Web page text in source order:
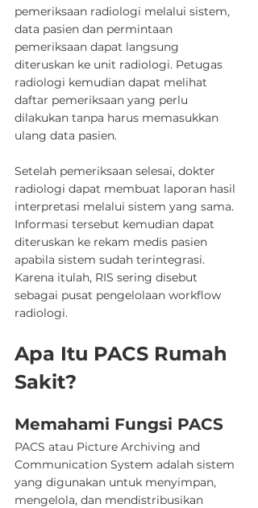
pemeriksaan radiologi melalui sistem,
data pasien dan permintaan
pemeriksaan dapat langsung
diteruskan ke unit radiologi. Petugas
radiologi kemudian dapat melihat
daftar pemeriksaan yang perlu
dilakukan tanpa harus memasukkan
ulang data pasien.
Setelah pemeriksaan selesai, dokter
radiologi dapat membuat laporan hasil
interpretasi melalui sistem yang sama.
Informasi tersebut kemudian dapat
diteruskan ke rekam medis pasien
apabila sistem sudah terintegrasi.
Karena itulah, RIS sering disebut
sebagai pusat pengelolaan workflow
radiologi.
Apa Itu PACS Rumah
Sakit?
Memahami Fungsi PACS
PACS atau Picture Archiving and
Communication System adalah sistem
yang digunakan untuk menyimpan,
mengelola, dan mendistribusikan